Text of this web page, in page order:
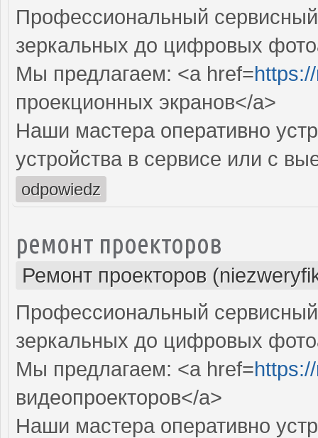
Профессиональный
зеркальных до цифровых
Мы предлагаем: <a href=
проекционных экранов</a>
Наши мастера оперативно
устройства в сервисе или с
odpowiedz
ремонт проекторов
Ремонт проекторов
Профессиональный
зеркальных до цифровых
Мы предлагаем: <a href=
видеопроекторов</a>
Наши мастера оперативно